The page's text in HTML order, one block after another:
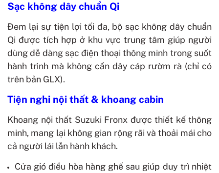
Sạc không dây chuẩn Qi
Đem lại sự tiện lợi tối đa, bộ sạc không dây chuẩn
Qi được tích hợp ở khu vực trung tâm giúp người
dùng dễ dàng sạc điện thoại thông minh trong suốt
hành trình mà không cần dây cáp rườm rà (chỉ có
trên bản GLX).
Tiện nghi nội thất & khoang cabin
Khoang nội thất Suzuki Fronx được thiết kế thông
minh, mang lại không gian rộng rãi và thoải mái cho
cả người lái lẫn hành khách.
Cửa gió điều hòa hàng ghế sau giúp duy trì nhiệt